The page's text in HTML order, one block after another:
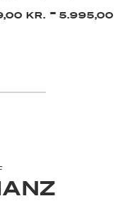
KR. - 5.995,00